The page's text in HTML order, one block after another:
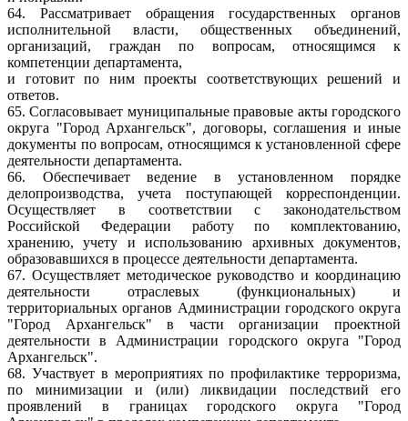
64. Рассматривает обращения государственных органов
исполнительной власти, общественных объединений,
организаций, граждан по вопросам, относящимся к
компетенции департамента,
и готовит по ним проекты соответствующих решений и
ответов.
65. Согласовывает муниципальные правовые акты городского
округа "Город Архангельск", договоры, соглашения и иные
документы по вопросам, относящимся к установленной сфере
деятельности департамента.
66. Обеспечивает ведение в установленном порядке
делопроизводства, учета поступающей корреспонденции.
Осуществляет в соответствии с законодательством
Российской Федерации работу по комплектованию,
хранению, учету и использованию архивных документов,
образовавшихся в процессе деятельности департамента.
67. Осуществляет методическое руководство и координацию
деятельности отраслевых (функциональных) и
территориальных органов Администрации городского округа
"Город Архангельск" в части организации проектной
деятельности в Администрации городского округа "Город
Архангельск".
68. Участвует в мероприятиях по профилактике терроризма,
по минимизации и (или) ликвидации последствий его
проявлений в границах городского округа "Город